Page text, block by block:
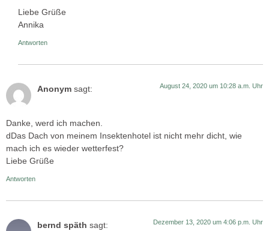
Liebe Grüße
Annika
Antworten
Anonym sagt: August 24, 2020 um 10:28 a.m. Uhr
Danke, werd ich machen.
dDas Dach von meinem Insektenhotel ist nicht mehr dicht, wie
mach ich es wieder wetterfest?
Liebe Grüße
Antworten
bernd späth sagt: Dezember 13, 2020 um 4:06 p.m. Uhr